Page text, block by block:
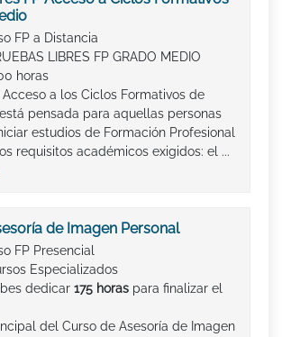
FP a Distancia
LIBRES FP GRADO MEDIO
horas
a los Ciclos Formativos de
pensada para aquellas personas
estudios de Formación Profesional
requisitos académicos exigidos: el ...
de Imagen Personal
FP Presencial
Especializados
dedicar 175 horas para finalizar el
del Curso de Asesoría de Imagen